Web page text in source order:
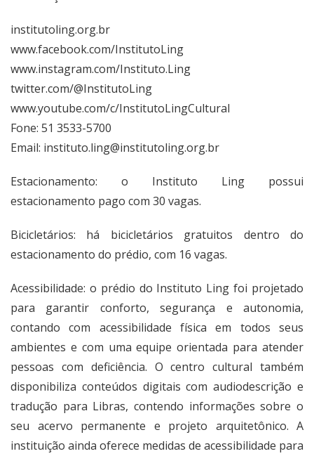
institutoling.org.br
www.facebook.com/InstitutoLing
www.instagram.com/Instituto.Ling
twitter.com/@InstitutoLing
www.youtube.com/c/InstitutoLingCultural
Fone: 51 3533-5700
Email: instituto.ling@institutoling.org.br
Estacionamento: o Instituto Ling possui
estacionamento pago com 30 vagas.
Bicicletários: há bicicletários gratuitos dentro do
estacionamento do prédio, com 16 vagas.
Acessibilidade: o prédio do Instituto Ling foi projetado
para garantir conforto, segurança e autonomia,
contando com acessibilidade física em todos seus
ambientes e com uma equipe orientada para atender
pessoas com deficiência. O centro cultural também
disponibiliza conteúdos digitais com audiodescrição e
tradução para Libras, contendo informações sobre o
seu acervo permanente e projeto arquitetônico. A
instituição ainda oferece medidas de acessibilidade para